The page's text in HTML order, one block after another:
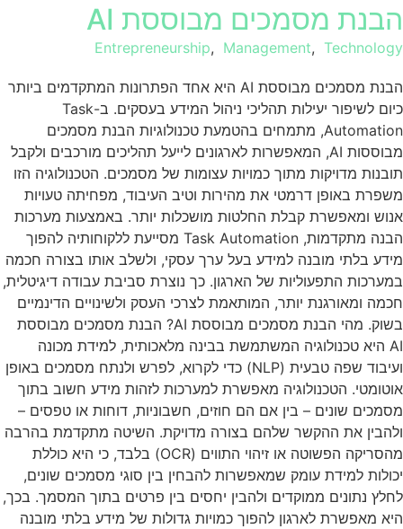
הבנת מסמכים מבוססת AI
Entrepreneurship, Management, Technology
הבנת מסמכים מבוססת AI היא אחד הפתרונות המתקדמים ביותר
כיום לשיפור יעילות תהליכי ניהול המידע בעסקים. ב-Task
Automation, מתמחים בהטמעת טכנולוגיות הבנת מסמכים
מבוססות AI, המאפשרות לארגונים לייעל תהליכים מורכבים ולקבל
תובנות מדויקות מתוך כמויות עצומות של מסמכים. הטכנולוגיה הזו
משפרת באופן דרמטי את מהירות וטיב העיבוד, מפחיתה טעויות
אנוש ומאפשרת קבלת החלטות מושכלות יותר. באמצעות מערכות
הבנה מתקדמות, Task Automation מסייעת ללקוחותיה להפוך
מידע בלתי מובנה למידע בעל ערך עסקי, ולשלב אותו בצורה חכמה
במערכות התפעוליות של הארגון. כך נוצרת סביבת עבודה דיגיטלית,
חכמה ומאורגנת יותר, המותאמת לצרכי העסק ולשינויים הדינמיים
בשוק. מהי הבנת מסמכים מבוססת AI? הבנת מסמכים מבוססת
AI היא טכנולוגיה המשתמשת בבינה מלאכותית, למידת מכונה
ועיבוד שפה טבעית (NLP) כדי לקרוא, לפרש ולנתח מסמכים באופן
אוטומטי. הטכנולוגיה מאפשרת למערכות לזהות מידע חשוב בתוך
מסמכים שונים – בין אם הם חוזים, חשבוניות, דוחות או טפסים –
ולהבין את ההקשר שלהם בצורה מדויקת. השיטה מתקדמת בהרבה
מהסריקה הפשוטה או זיהוי התווים (OCR) בלבד, כי היא כוללת
יכולות למידת עומק שמאפשרות להבחין בין סוגי מסמכים שונים,
לחלץ נתונים ממוקדים ולהבין יחסים בין פרטים בתוך המסמך. בכך,
היא מאפשרת לארגון להפוך כמויות גדולות של מידע בלתי מובנה